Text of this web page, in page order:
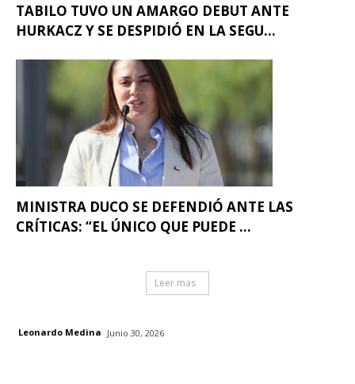
TABILO TUVO UN AMARGO DEBUT ANTE
HURKACZ Y SE DESPIDIÓ EN LA SEGU...
MINISTRA DUCO SE DEFENDIÓ ANTE LAS
CRÍTICAS: “EL ÚNICO QUE PUEDE ...
Leer mas
Leonardo Medina Junio 30, 2026